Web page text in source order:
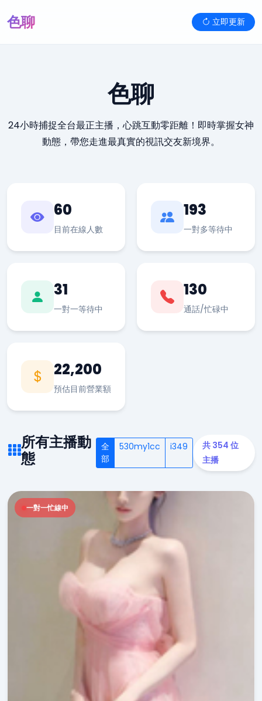
色聊 立即更新
色聊
24小時捕捉全台最正主播，心跳互動零距離！即時掌握女神
動態，帶您走進最真實的視訊交友新境界。
60
目前在線人數
193
一對多等待中
31
一對一等待中
130
通話/忙碌中
22,200
預估目前營業額
所有主播動
態
全
部
530my1cc i349
共 354 位
主播
一對一忙線中